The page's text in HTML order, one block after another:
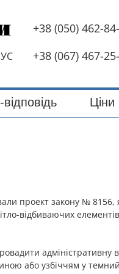
+38 (050) 462-
+38 (067) 467-
Цiни
проект закону №
відбиваючих
адміністративну
або узбіччям у